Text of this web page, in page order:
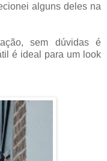
alguns deles na
sem dúvidas é
é ideal para um look